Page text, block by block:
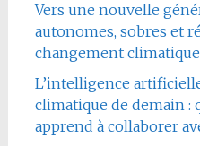
Vers une nouvelle
autonomes, sobres et
changement climatique
L’intelligence
climatique de demain :
apprend à collaborer